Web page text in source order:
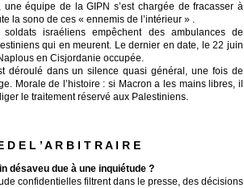
équipe de la GIPN s’est chargée de fracasser à
la sono de ces « ennemis de l’intérieur » .
israéliens empêchent des ambulances de
qui en meurent. Le dernier en date, le 22 juin
en Cisjordanie occupée.
déroulé dans un silence quasi général, une fois de
Morale de l’histoire : si Macron a les mains libres, il
le traitement réservé aux Palestiniens.
D E L ’ A R B I T R A I R E
désaveu due à une inquiétude ?
confidentielles filtrent dans le presse, des décisions